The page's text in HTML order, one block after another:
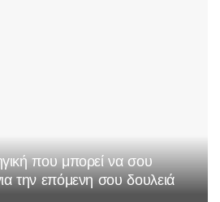
που μπορεί να σου
την επόμενη σου δουλειά